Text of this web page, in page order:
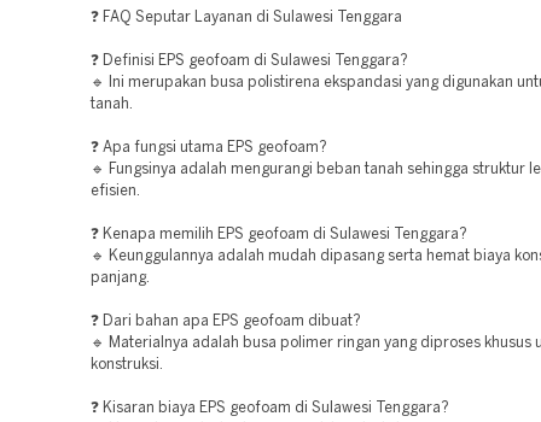
❓ FAQ Seputar Layanan di Sulawesi Tenggara
❓ Definisi EPS geofoam di Sulawesi Tenggara?
🔹 Ini merupakan busa polistirena ekspandasi yang digunakan
tanah.
❓ Apa fungsi utama EPS geofoam?
🔹 Fungsinya adalah mengurangi beban tanah sehingga struktur
efisien.
❓ Kenapa memilih EPS geofoam di Sulawesi Tenggara?
🔹 Keunggulannya adalah mudah dipasang serta hemat biaya
panjang.
❓ Dari bahan apa EPS geofoam dibuat?
🔹 Materialnya adalah busa polimer ringan yang diproses khusus
konstruksi.
❓ Kisaran biaya EPS geofoam di Sulawesi Tenggara?